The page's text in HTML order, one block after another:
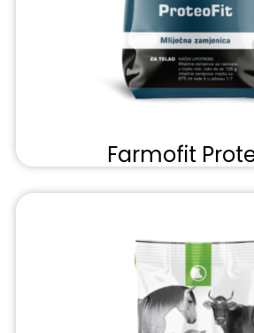
Farmofit